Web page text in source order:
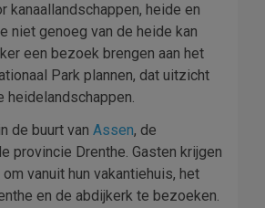
kanaallandschappen, heide en
niet genoeg van de heide kan
een bezoek brengen aan het
Park plannen, dat uitzicht
heidelandschappen.
de buurt van Assen, de
provincie Drenthe. Gasten krijgen
vanuit hun vakantiehuis, het
en de abdijkerk te bezoeken.